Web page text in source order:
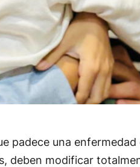
padece una
deben modificar